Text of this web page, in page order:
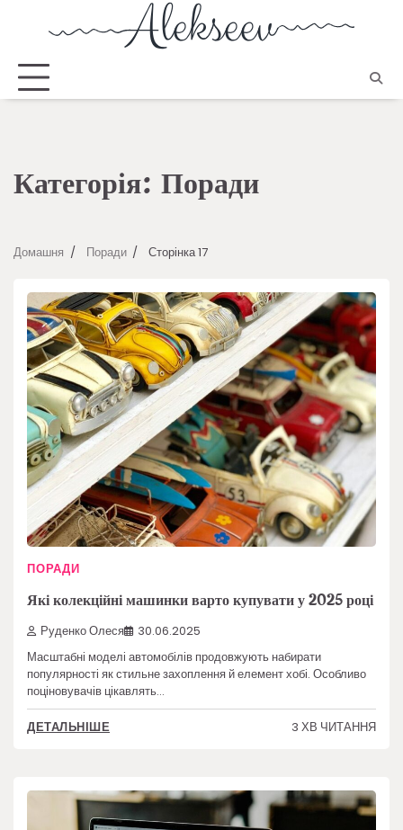
Категорія: Поради
Домашня Поради Сторінка 17
ПОРАДИ
Які колекційні машинки варто купувати у 2025 році
Руденко Олеся 30.06.2025
Масштабні моделі автомобілів продовжують набирати
популярності як стильне захоплення й елемент хобі. Особливо
поціновувачів цікавлять…
ДЕТАЛЬНІШЕ 3 ХВ ЧИТАННЯ